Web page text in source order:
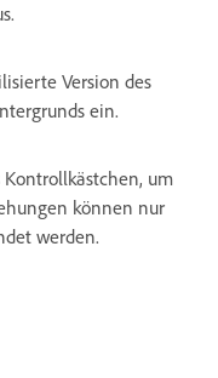
Version des
ein.
um
können nur
werden.